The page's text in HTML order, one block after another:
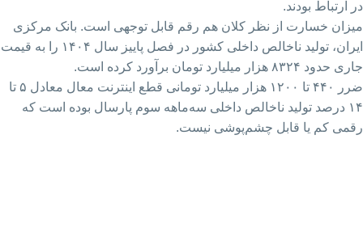
در ارتباط بودند.
میزان خسارت از نظر کلان هم رقم قابل توجهی است. بانک مرکزی
ایران، تولید ناخالص داخلی کشور در فصل پاییز سال ۱۴۰۴ را به قیمت
جاری حدود ۸۳۲۴ هزار میلیارد تومان برآورد کرده است.
ضرر ۴۴۰ تا ۱۲۰۰ هزار میلیارد تومانی قطع اینترنت معال معادل ۵ تا
۱۴ درصد تولید ناخالص داخلی سه‌ماهه سوم پارسال بوده است که
رقمی کم یا قابل چشم‌پوشی نیست.